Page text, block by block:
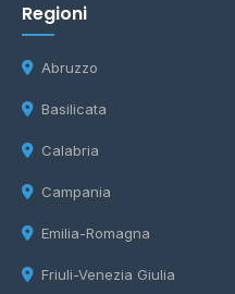
Regioni
Abruzzo
Basilicata
Calabria
Campania
Emilia-Romagna
Friuli-Venezia Giulia